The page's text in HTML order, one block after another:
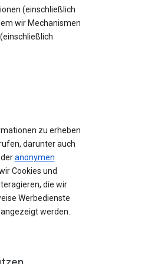
(einschließlich
wir Mechanismen
zu erheben
darunter auch
anonymen
Cookies und
die wir
Werbedienste
werden.